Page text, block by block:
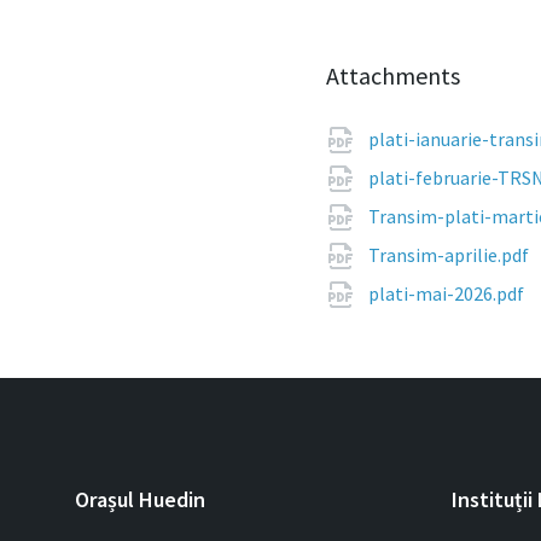
Attachments
plati-ianuarie-
plati-februarie-
Transim-plati-
Transim-aprilie.pdf
plati-mai-2026.pdf
Orașul Huedin Instituții